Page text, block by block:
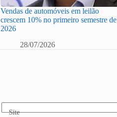
Vendas de automóveis em leilão
crescem 10% no primeiro semestre de
2026
28/07/2026
Site